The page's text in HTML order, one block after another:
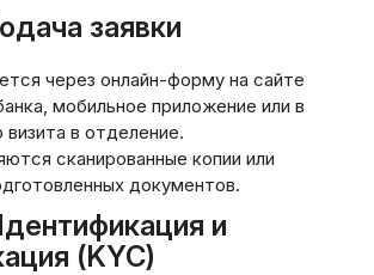
заявки
через онлайн-форму на сайте
мобильное приложение или в
визита в отделение.
сканированные копии или
документов.
и
(KYC)